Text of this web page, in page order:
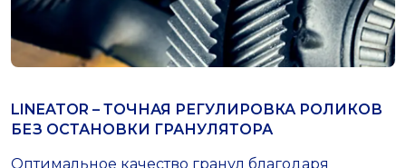
LINEATOR – ТОЧНАЯ РЕГУЛИРОВКА РОЛИКОВ
БЕЗ ОСТАНОВКИ ГРАНУЛЯТОРА
Оптимальное качество гранул благодаря